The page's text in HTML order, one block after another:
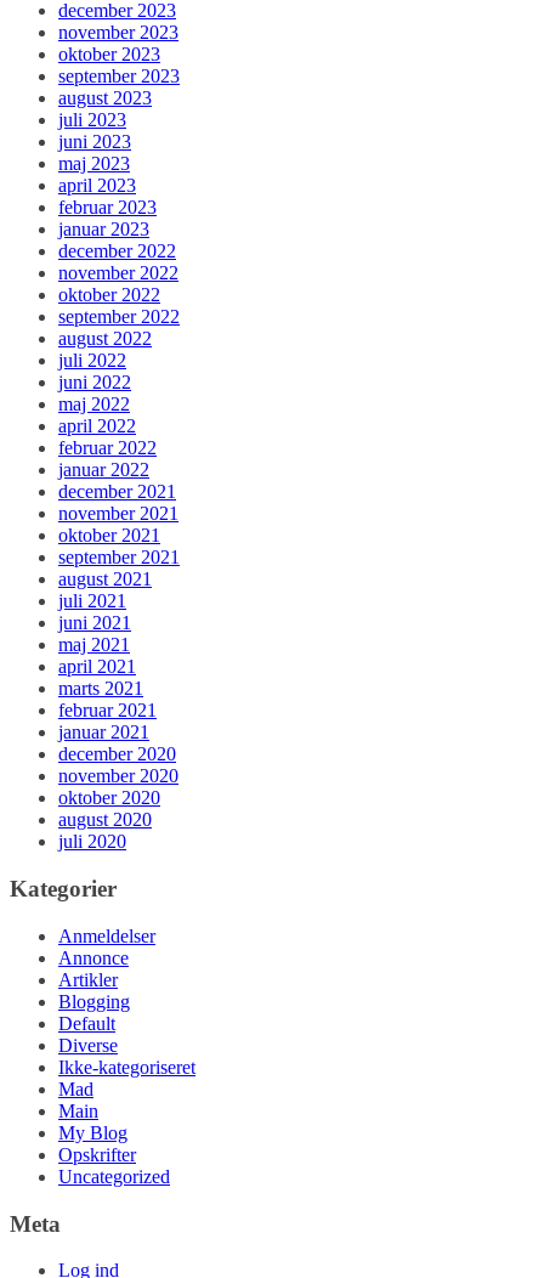
december 2023
november 2023
oktober 2023
september 2023
august 2023
juli 2023
juni 2023
maj 2023
april 2023
februar 2023
januar 2023
december 2022
november 2022
oktober 2022
september 2022
august 2022
juli 2022
juni 2022
maj 2022
april 2022
februar 2022
januar 2022
december 2021
november 2021
oktober 2021
september 2021
august 2021
juli 2021
juni 2021
maj 2021
april 2021
marts 2021
februar 2021
januar 2021
december 2020
november 2020
oktober 2020
august 2020
juli 2020
Kategorier
Anmeldelser
Annonce
Artikler
Blogging
Default
Diverse
Ikke-kategoriseret
Mad
Main
My Blog
Opskrifter
Uncategorized
Meta
Log ind